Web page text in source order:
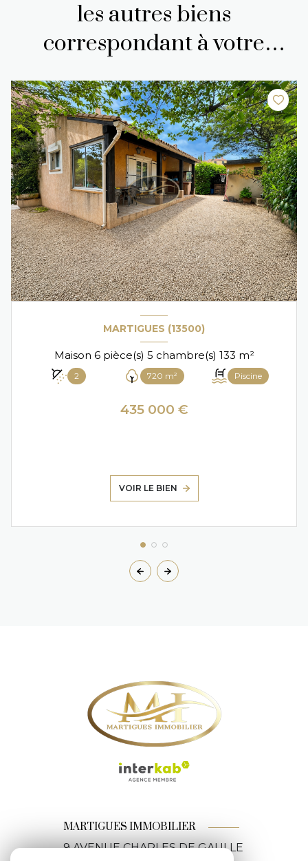
les autres biens
correspondant à votre
recherche
MARTIGUES (13500)
Maison 6 pièce(s) 5 chambre(s) 133 m²
2 720 m² Piscine
435 000 €
VOIR LE BIEN
MARTIGUES IMMOBILIER
9 AVENUE CHARLES DE GAULLE